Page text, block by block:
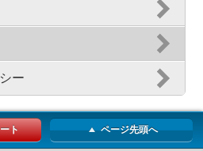
ー
ト ページ先頭へ